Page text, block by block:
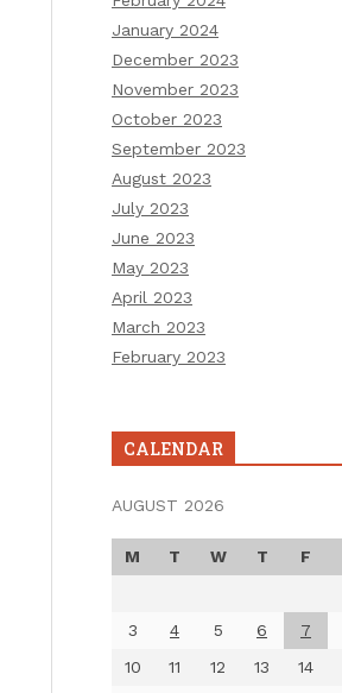
January 2024
December 2023
November 2023
October 2023
September 2023
August 2023
July 2023
June 2023
May 2023
April 2023
March 2023
February 2023
CALENDAR
AUGUST 2026
M T W T F
3
4 5 6 7
10
11 12 13 14